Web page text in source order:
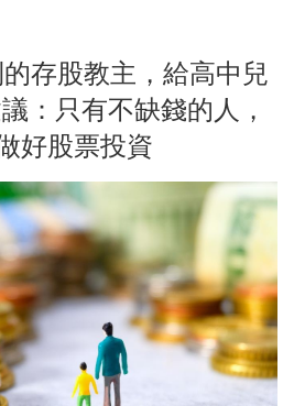
存股教主，給高中兒
：只有不缺錢的人，
好股票投資